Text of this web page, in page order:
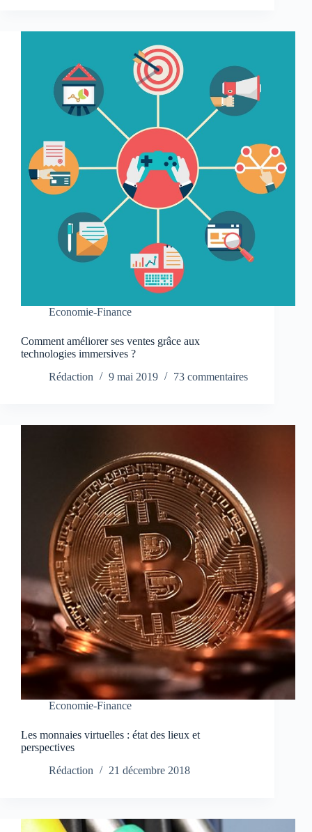
Economie-Finance
Comment améliorer ses ventes grâce aux
technologies immersives ?
Rédaction
9 mai 2019 73 commentaires
Economie-Finance
Les monnaies virtuelles : état des lieux et
perspectives
Rédaction
21 décembre 2018